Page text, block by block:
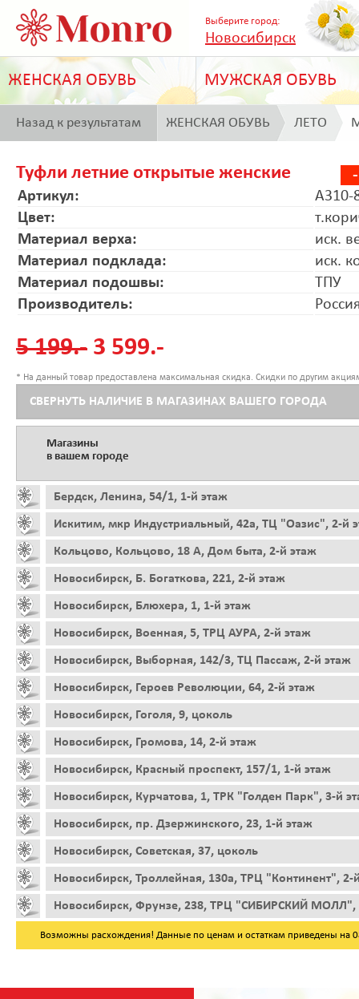
Выберите город:
Новосибирск
ЖЕНСКАЯ ОБУВЬ МУЖСКАЯ ОБУВЬ
Назад к результатам ЖЕНСКАЯ ОБУВЬ ЛЕТО
Туфли летние открытые женские
Артикул:
A310-
Цвет:
Материал верха:
иск.
Материал подклада:
иск.
Материал подошвы:
ТПУ
Производитель:
5 199.- 3 599.-
* На данный товар предоставлена максимальная скидка. Скидки по другим
СВЕРНУТЬ НАЛИЧИЕ В МАГАЗИНАХ ВАШЕГО ГОРОДА
Магазины
в вашем городе
Бердск, Ленина, 54/1, 1-й этаж
Искитим, мкр Индустриальный, 42а, ТЦ "Оазис", 2-й
Кольцово, Кольцово, 18 А, Дом быта, 2-й этаж
Новосибирск, Б. Богаткова, 221, 2-й этаж
Новосибирск, Блюхера, 1, 1-й этаж
Новосибирск, Военная, 5, ТРЦ АУРА, 2-й этаж
Новосибирск, Выборная, 142/3, ТЦ Пассаж, 2-й этаж
Новосибирск, Героев Революции, 64, 2-й этаж
Новосибирск, Гоголя, 9, цоколь
Новосибирск, Громова, 14, 2-й этаж
Новосибирск, Красный проспект, 157/1, 1-й этаж
Новосибирск, Курчатова, 1, ТРК "Голден Парк", 3-й
Новосибирск, пр. Дзержинского, 23, 1-й этаж
Новосибирск, Советская, 37, цоколь
Новосибирск, Троллейная, 130а, ТРЦ "Континент", 2-
Новосибирск, Фрунзе, 238, ТРЦ "СИБИРСКИЙ МОЛЛ",
Возможны расхождения! Данные по ценам и остаткам приведены на